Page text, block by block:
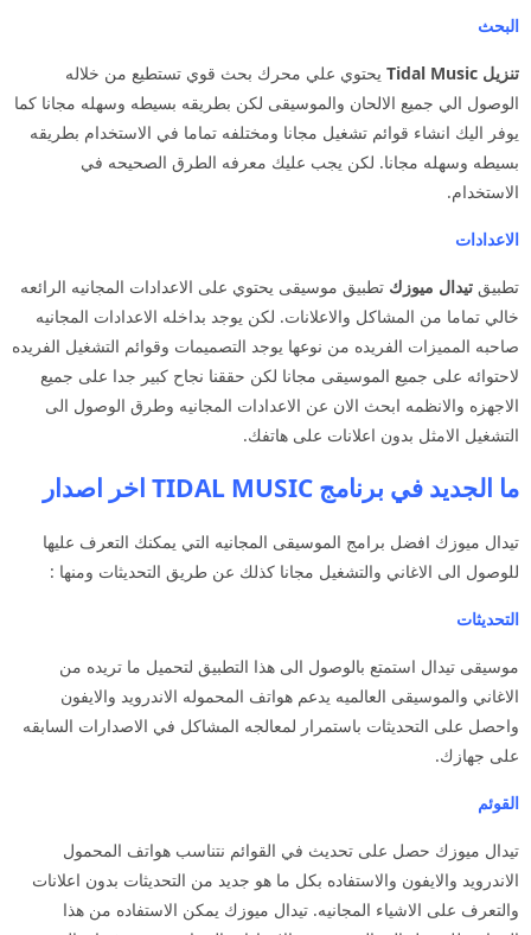
البحث
تنزيل Tidal Music
يحتوي علي محرك بحث قوي تستطيع من خلاله
الوصول الي جميع الالحان والموسيقى لكن بطريقه بسيطه وسهله مجانا كما
يوفر اليك انشاء قوائم تشغيل مجانا ومختلفه تماما في الاستخدام بطريقه
بسيطه وسهله مجانا. لكن يجب عليك معرفه الطرق الصحيحه في
الاستخدام.
الاعدادات
تطبيق تيدال ميوزك تطبيق موسيقى يحتوي على الاعدادات المجانيه الرائعه
خالي تماما من المشاكل والاعلانات. لكن يوجد بداخله الاعدادات المجانيه
صاحبه المميزات الفريده من نوعها يوجد التصميمات وقوائم التشغيل الفريده
لاحتوائه على جميع الموسيقى مجانا لكن حققنا نجاح كبير جدا على جميع
الاجهزه والانظمه ابحث الان عن الاعدادات المجانيه وطرق الوصول الى
التشغيل الامثل بدون اعلانات على هاتفك.
ما الجديد في برنامج TIDAL MUSIC اخر اصدار
تيدال ميوزك افضل برامج الموسيقى المجانيه التي يمكنك التعرف عليها
للوصول الى الاغاني والتشغيل مجانا كذلك عن طريق التحديثات ومنها :
التحديثات
موسيقى تيدال استمتع بالوصول الى هذا التطبيق لتحميل ما تريده من
الاغاني والموسيقى العالميه يدعم هواتف المحموله الاندرويد والايفون
واحصل على التحديثات باستمرار لمعالجه المشاكل في الاصدارات السابقه
على جهازك.
القوئم
تيدال ميوزك حصل على تحديث في القوائم نتناسب هواتف المحمول
الاندرويد والايفون والاستفاده بكل ما هو جديد من التحديثات بدون اعلانات
والتعرف على الاشياء المجانيه. تيدال ميوزك يمكن الاستفاده من هذا